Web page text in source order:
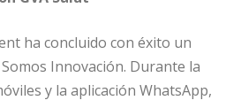
ha concluido con éxito un
Innovación. Durante la
y la aplicación WhatsApp,